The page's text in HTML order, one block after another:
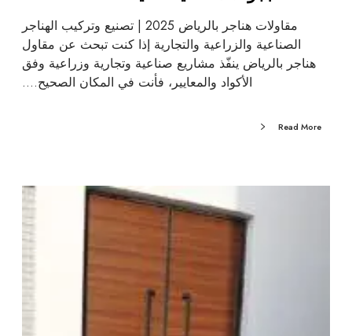
مقاولات هناجر بالرياض 2025 | تصنيع وتركيب الهناجر
الصناعية والزراعية والتجارية إذا كنت تبحث عن مقاول
هناجر بالرياض ينفّذ مشاريع صناعية وتجارية وزراعية وفق
الأكواد والمعايير، فأنت في المكان الصحيح.…
Read More